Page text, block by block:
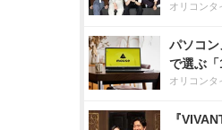
オリコンタ
パソコ
で選ぶ「
オリコンタ
『